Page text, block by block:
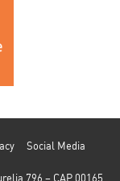
Social Media
796 – CAP 00165